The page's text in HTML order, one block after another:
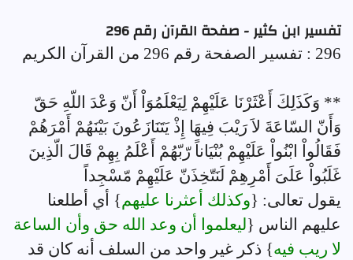
تفسير ابن كثير - صفحة القرآن رقم 296
296 : تفسير الصفحة رقم 296 من القرآن الكريم
** وَكَذَلِكَ أَعْثَرْنَا عَلَيْهِمْ لِيَعْلَمُوَاْ أَنّ وَعْدَ اللّهِ حَقّ
وَأَنّ السّاعَةَ لاَ رَيْبَ فِيهَا إِذْ يَتَنَازَعُونَ بَيْنَهُمْ أَمْرَهُمْ
فَقَالُواْ ابْنُواْ عَلَيْهِمْ بُنْيَاناً رّبّهُمْ أَعْلَمُ بِهِمْ قَالَ الّذِينَ
غَلَبُواْ عَلَىَ أَمْرِهِمْ لَنَتّخِذَنّ عَلَيْهِمْ مّسْجِداً
يقول تعالى: {وكذلك أعثرنا عليهم} أي أطلعنا
عليهم الناس {ليعلموا أن وعد الله حق وأن الساعة
لا ريب فيه} ذكر غير واحد من السلف أنه كان قد